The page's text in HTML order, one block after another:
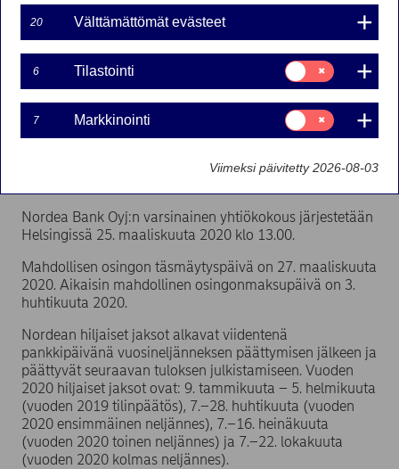
Tilinpäätös vuodelta 2019, 6. helmikuuta 2020
Ensimmäinen neljännes 2020, 29. huhtikuuta
2020
Toinen neljännes ja puolivuosikatsaus 2020, 17.
heinäkuuta 2020
Kolmas neljännes ja tammi-syyskuu 2020, 23.
lokakuuta 2020
riskien hallinnasta julkaistaan Nordean verkkosivuilla
Nordea Bank Oyj:n varsinainen yhtiökokous järjestetään
Helsingissä 25. maaliskuuta 2020 klo 13.00.
Mahdollisen osingon täsmäytyspäivä on 27. maaliskuuta
2020. Aikaisin mahdollinen osingonmaksupäivä on 3.
huhtikuuta 2020.
Nordean hiljaiset jaksot alkavat viidentenä
pankkipäivänä vuosineljänneksen päättymisen jälkeen ja
päättyvät seuraavan tuloksen julkistamiseen. Vuoden
2020 hiljaiset jaksot ovat: 9. tammikuuta – 5. helmikuuta
(vuoden 2019 tilinpäätös), 7.–28. huhtikuuta (vuoden
2020 ensimmäinen neljännes), 7.–16. heinäkuuta
(vuoden 2020 toinen neljännes) ja 7.–22. lokakuuta
(vuoden 2020 kolmas neljännes).
20 Välttämättömät evästeet
6 Tilastointi
Suostumusvalinta:
Tilastointi
7 Markkinointi
Suostumusvalinta:
Markkinointi
Viimeksi päivitetty 2026-08-03